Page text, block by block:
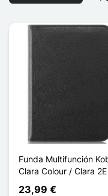
Funda Multifunción
Clara Colour / Clara 2E
23,99 €